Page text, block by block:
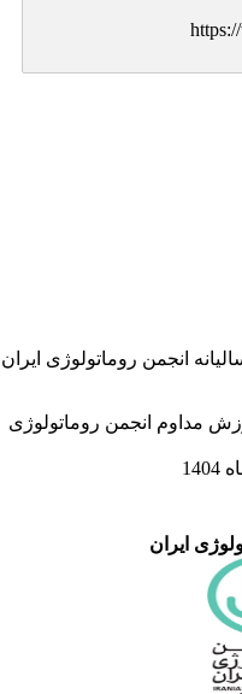
مداوم انجمن روماتولوژی
ایران